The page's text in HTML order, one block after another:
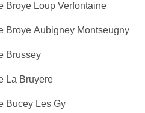
Broye Loup Verfontaine
Broye Aubigney Montseugny
Brussey
La Bruyere
Bucey Les Gy